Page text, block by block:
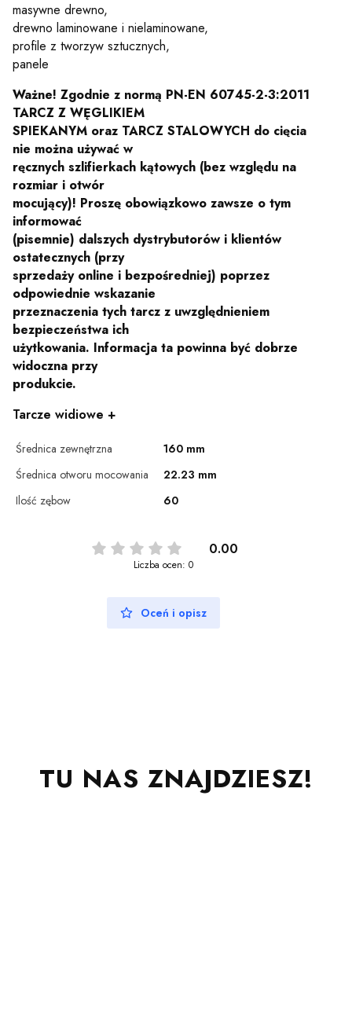
masywne drewno,
drewno laminowane i nielaminowane,
profile z tworzyw sztucznych,
panele
Ważne! Zgodnie z normą PN-EN 60745-2-3:2011
TARCZ Z WĘGLIKIEM
SPIEKANYM oraz TARCZ STALOWYCH do cięcia
nie można używać w
ręcznych szlifierkach kątowych (bez względu na
rozmiar i otwór
mocujący)! Proszę obowiązkowo zawsze o tym
informować
(pisemnie) dalszych dystrybutorów i klientów
ostatecznych (przy
sprzedaży online i bezpośredniej) poprzez
odpowiednie wskazanie
przeznaczenia tych tarcz z uwzględnieniem
bezpieczeństwa ich
użytkowania. Informacja ta powinna być dobrze
widoczna przy
produkcie.
Tarcze widiowe +
Średnica zewnętrzna
160 mm
Średnica otworu mocowania
22.23 mm
Ilość zębow
60
0.00
Liczba ocen: 0
Oceń i opisz
TU NAS ZNAJDZIESZ!